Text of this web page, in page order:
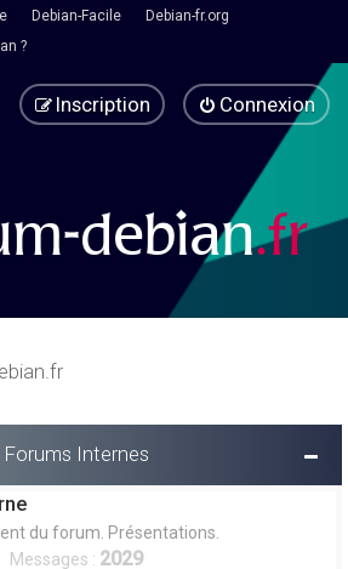
Debian-Facile
Debian-fr.org
?
Connexion
Inscription
Forums Internes
du forum. Présentations.
: 2029